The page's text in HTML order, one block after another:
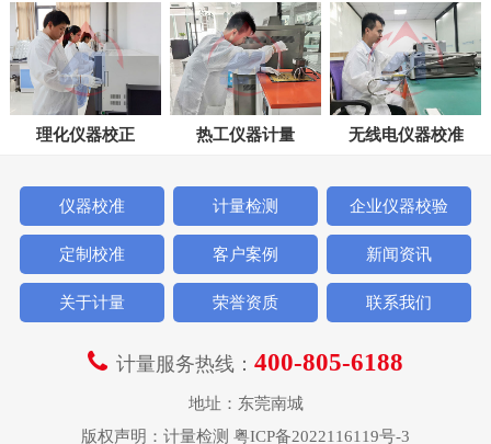
理化仪器校正 热工仪器计量 无线电仪器校准
仪器校准 计量检测 企业仪器校验
定制校准 客户案例 新闻资讯
关于计量 荣誉资质 联系我们
计量服务热线： 400-805-6188
地址：东莞南城
版权声明： 计量检测 粤ICP备2022116119号-3